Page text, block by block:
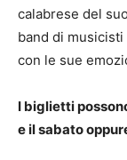
calabrese del
band di
con le sue
I biglietti
e il sabato